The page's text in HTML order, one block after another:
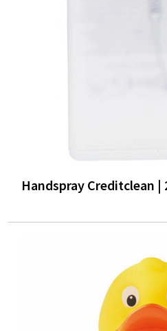
Handspray Creditclean